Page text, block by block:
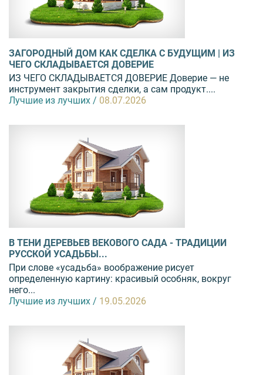
ЗАГОРОДНЫЙ ДОМ КАК СДЕЛКА С БУДУЩИМ | ИЗ
ЧЕГО СКЛАДЫВАЕТСЯ ДОВЕРИЕ
ИЗ ЧЕГО СКЛАДЫВАЕТСЯ ДОВЕРИЕ Доверие — не
инструмент закрытия сделки, а сам продукт....
Лучшие из лучших / 08.07.2026
В ТЕНИ ДЕРЕВЬЕВ ВЕКОВОГО САДА - ТРАДИЦИИ
РУССКОЙ УСАДЬБЫ...
При слове «усадьба» воображение рисует
определенную картину: красивый особняк, вокруг
него...
Лучшие из лучших / 19.05.2026